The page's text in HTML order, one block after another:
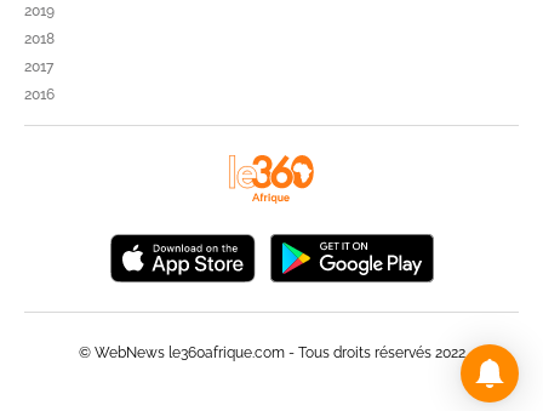
2019
2018
2017
2016
© WebNews le360afrique.com - Tous droits réservés 2022